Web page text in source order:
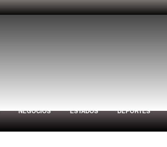
NEGOCIOS ESTADOS DEPORTES